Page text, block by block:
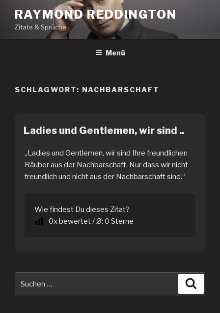
Inhalt
springen
RAYMOND REDDINGTON
Zitate & Sprüche
Menü
SCHLAGWORT: NACHBARSCHAFT
Ladies und Gentlemen, wir sind ..
„Ladies und Gentlemen, wir sind Ihre freundlichen
Räuber aus der Nachbarschaft. Nur dass wir nicht
freundlich und nicht aus der Nachbarschaft sind.“
Wie findest Du dieses Zitat?
0x bewertet / Ø: 0 Sterne
nach: